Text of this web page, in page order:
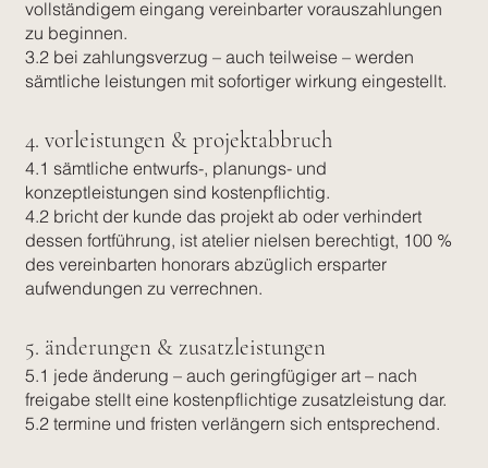
vollständigem eingang vereinbarter vorauszahlungen
zu beginnen.
3.2 bei zahlungsverzug – auch teilweise – werden
sämtliche leistungen mit sofortiger wirkung eingestellt.
4. vorleistungen & projektabbruch
4.1 sämtliche entwurfs-, planungs- und
konzeptleistungen sind kostenpflichtig.
4.2 bricht der kunde das projekt ab oder verhindert
dessen fortführung, ist atelier nielsen berechtigt, 100 %
des vereinbarten honorars abzüglich ersparter
aufwendungen zu verrechnen.
5. änderungen & zusatzleistungen
5.1 jede änderung – auch geringfügiger art – nach
freigabe stellt eine kostenpflichtige zusatzleistung dar.
5.2 termine und fristen verlängern sich entsprechend.